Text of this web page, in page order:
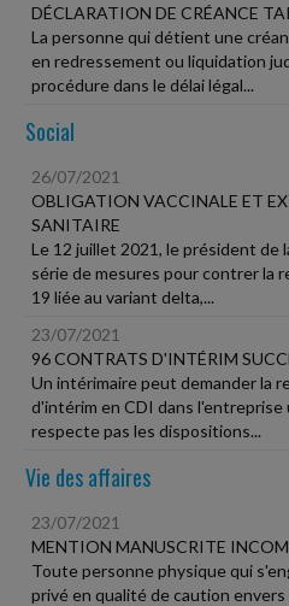
DÉCLARATION DE CRÉANCE
La personne qui détient une
en redressement ou liquidation
procédure dans le délai légal...
Social
26/07/2021
OBLIGATION VACCINALE ET
SANITAIRE
Le 12 juillet 2021, le président de
série de mesures pour contrer la
19 liée au variant delta,...
23/07/2021
96 CONTRATS D'INTÉRIM
Un intérimaire peut demander la
d'intérim en CDI dans
respecte pas les dispositions...
Vie des affaires
23/07/2021
MENTION MANUSCRITE
Toute personne physique qui
privé en qualité de caution